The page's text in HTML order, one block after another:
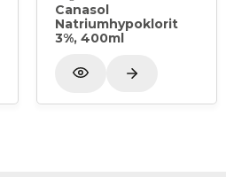
Canasol
Natriumhypoklorit
3%, 400ml